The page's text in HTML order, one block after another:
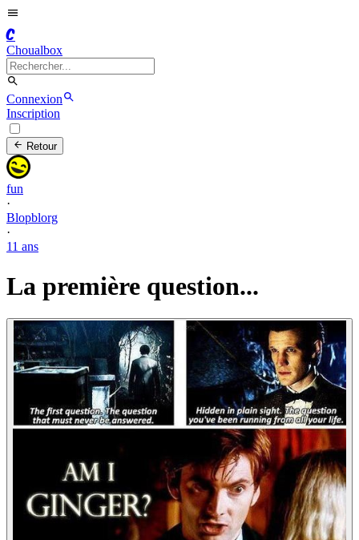
C
Choualbox
Connexion
Inscription
Retour
fun
·
Blopblorg
·
11 ans
La première question...